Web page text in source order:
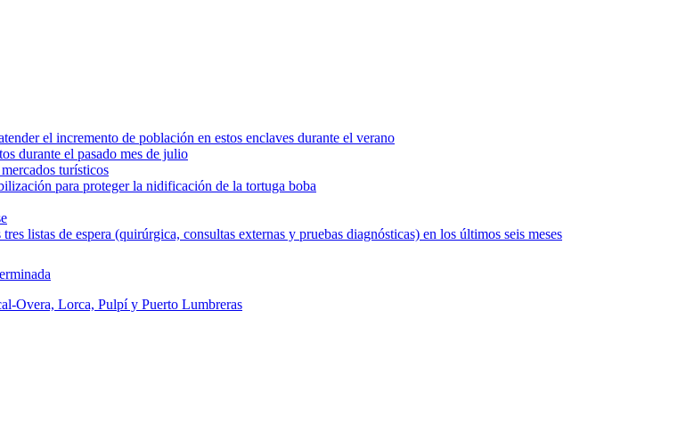
el incremento de población en estos enclaves durante el verano
durante el pasado mes de julio
turísticos
para proteger la nidificación de la tortuga boba
listas de espera (quirúrgica, consultas externas y pruebas diagnósticas) en los últimos seis meses
Overa, Lorca, Pulpí y Puerto Lumbreras